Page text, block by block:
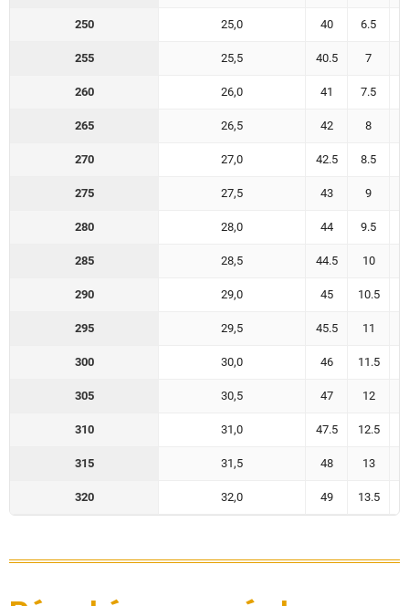
250 25,0 40 6.5
255 25,5 40.5 7
260 26,0 41 7.5
265 26,5 42 8
270 27,0 42.5 8.5
275 27,5 43 9
280 28,0 44 9.5
285 28,5 44.5 10
290 29,0 45 10.5
295 29,5 45.5 11
300 30,0 46 11.5
305 30,5 47 12
310 31,0 47.5 12.5
315 31,5 48 13
320 32,0 49 13.5